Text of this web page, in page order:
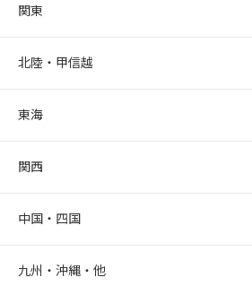
関東
北陸・甲信越
東海
関西
中国・四国
九州・沖縄・他